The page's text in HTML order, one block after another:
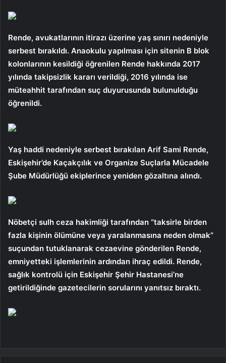
Rende, avukatlarının itirazı üzerine yaş sınırı nedeniyle
serbest bırakıldı. Anaokulu yapılması için sitenin B blok
kolonlarının kesildiği öğrenilen Rende hakkında 2017
yılında takipsizlik kararı verildiği, 2016 yılında ise
müteahhit tarafından suç duyurusunda bulunulduğu
öğrenildi.
Yaş haddi nedeniyle serbest bırakılan Arif Sami Rende,
Eskişehir’de Kaçakçılık ve Organize Suçlarla Mücadele
Şube Müdürlüğü ekiplerince yeniden gözaltına alındı.
Nöbetçi sulh ceza hakimliği tarafından “taksirle birden
fazla kişinin ölümüne veya yaralanmasına neden olmak”
suçundan tutuklanarak cezaevine gönderilen Rende,
emniyetteki işlemlerinin ardından ihraç edildi. Rende,
sağlık kontrolü için Eskişehir Şehir Hastanesi’ne
getirildiğinde gazetecilerin sorularını yanıtsız bıraktı.